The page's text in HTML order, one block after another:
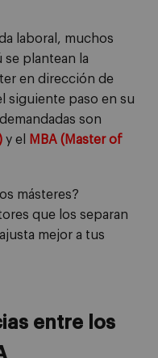
laboral, muchos
plantean la
en dirección de
siguiente paso en su
son
y el
MBA (Master of
másteres?
que los separan
mejor a tus
entre los